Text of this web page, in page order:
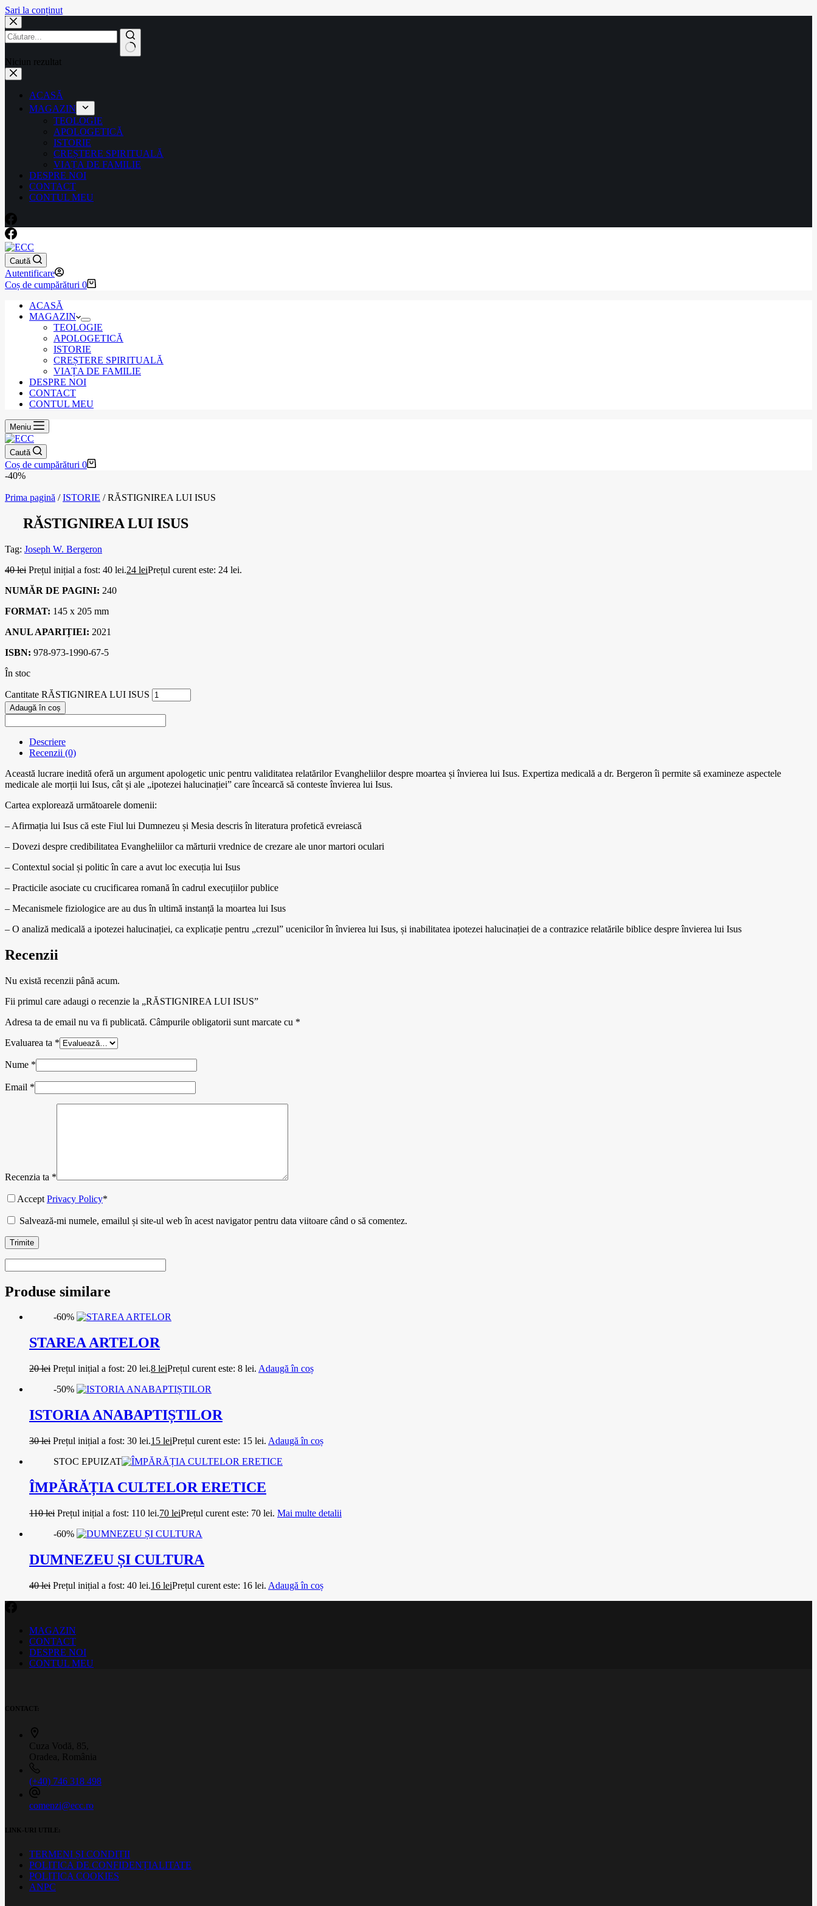
Sari la conținut
Niciun rezultat
ACASĂ
MAGAZIN
TEOLOGIE
APOLOGETICĂ
ISTORIE
CREȘTERE SPIRITUALĂ
VIAȚA DE FAMILIE
DESPRE NOI
CONTACT
CONTUL MEU
Caută
Autentificare
Coș de cumpărături 0
ACASĂ
MAGAZIN
TEOLOGIE
APOLOGETICĂ
ISTORIE
CREȘTERE SPIRITUALĂ
VIAȚA DE FAMILIE
DESPRE NOI
CONTACT
CONTUL MEU
Meniu
Caută
Coș de cumpărături 0
-40%
Prima pagină /ISTORIE / RĂSTIGNIREA LUI ISUS
RĂSTIGNIREA LUI ISUS
Tag: Joseph W. Bergeron
40lei Prețul inițial a fost: 40 lei.24 leiPrețul curent este: 24 lei.
NUMĂR DE PAGINI: 240
FORMAT: 145 x 205 mm
ANUL APARIȚIEI: 2021
ISBN: 978-973-1990-67-5
În stoc
Cantitate RĂSTIGNIREA LUI ISUS
Adaugă în coș
Descriere
Recenzii (0)
Această lucrare inedită oferă un argument apologetic unic pentru validitatea relatărilor Evangheliilor despre moartea și învierea lui Isus. Expertiza medicală a dr. Bergeron îi permite să examineze aspectele
medicale ale morții lui Isus, cât și ale „ipotezei halucinației” care încearcă să conteste învierea lui Isus.
Cartea explorează următoarele domenii:
– Afirmația lui Isus că este Fiul lui Dumnezeu și Mesia descris în literatura profetică evreiască
– Dovezi despre credibilitatea Evangheliilor ca mărturii vrednice de crezare ale unor martori oculari
– Contextul social și politic în care a avut loc execuția lui Isus
– Practicile asociate cu crucificarea romană în cadrul execuțiilor publice
– Mecanismele fiziologice are au dus în ultimă instanță la moartea lui Isus
– O analiză medicală a ipotezei halucinației, ca explicație pentru „crezul” ucenicilor în învierea lui Isus, și inabilitatea ipotezei halucinației de a contrazice relatările biblice despre învierea lui Isus
Recenzii
Nu există recenzii până acum.
Fii primul care adaugi o recenzie la „RĂSTIGNIREA LUI ISUS”
Adresa ta de email nu va fi publicată. Câmpurile obligatorii sunt marcate cu *
Evaluarea ta *
Nume *
Email *
Recenzia ta *
Accept Privacy Policy*
Salvează-mi numele, emailul și site-ul web în acest navigator pentru data viitoare când o să comentez.
Trimite
Produse similare
-60%
STAREA ARTELOR
20lei Prețul inițial a fost: 20 lei.8 leiPrețul curent este: 8 lei. Adaugă în coș
-50%
ISTORIA ANABAPTIȘTILOR
30lei Prețul inițial a fost: 30 lei.15 leiPrețul curent este: 15 lei. Adaugă în coș
STOC EPUIZAT
ÎMPĂRĂȚIA CULTELOR ERETICE
110lei Prețul inițial a fost: 110 lei.70 leiPrețul curent este: 70 lei. Mai multe detalii
-60%
DUMNEZEU ȘI CULTURA
40lei Prețul inițial a fost: 40 lei.16 leiPrețul curent este: 16 lei. Adaugă în coș
MAGAZIN
CONTACT
DESPRE NOI
CONTUL MEU
CONTACT:
Cuza Vodă, 85,
Oradea, România
(+40) 746 318 498
comenzi@ecc.ro
LINK-URI UTILE:
TERMENI ȘI CONDIȚII
POLITICA DE CONFIDENȚIALITATE
POLITICA COOKIES
ANPC